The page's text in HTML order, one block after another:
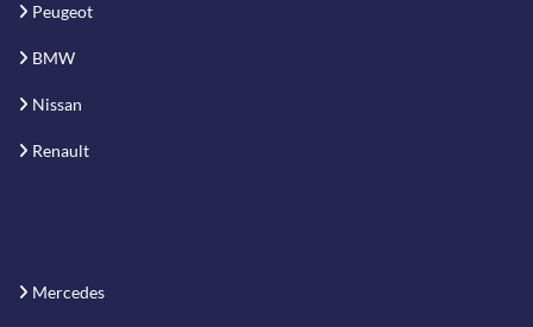
Peugeot
BMW
Nissan
Renault
Mercedes